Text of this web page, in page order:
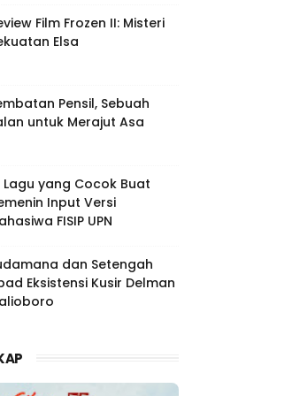
Film Frozen II: Misteri
Elsa
Pensil, Sebuah
untuk Merajut Asa
Lagu yang Cocok Buat
Input Versi
FISIP UPN
dan Setengah
Eksistensi Kusir Delman